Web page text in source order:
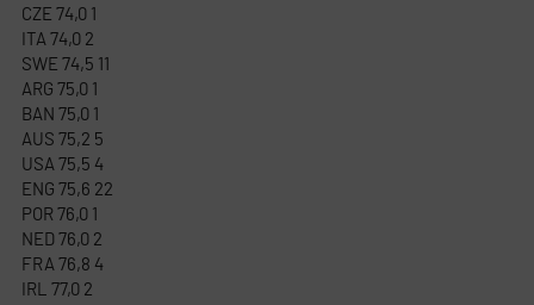
CZE 74,0 1
ITA 74,0 2
SWE 74,5 11
ARG 75,0 1
BAN 75,0 1
AUS 75,2 5
USA 75,5 4
ENG 75,6 22
POR 76,0 1
NED 76,0 2
FRA 76,8 4
IRL 77,0 2